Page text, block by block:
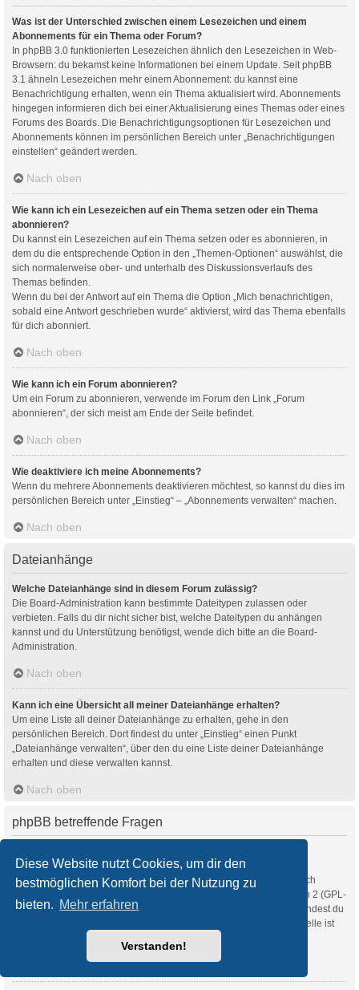
Diese Website nutzt Cookies, um dir den
bestmöglichen Komfort bei der Nutzung zu
bieten. Mehr erfahren
Verstanden!
Was ist der Unterschied zwischen einem Lesezeichen und einem
Abonnements für ein Thema oder Forum?
In phpBB 3.0 funktionierten Lesezeichen ähnlich den Lesezeichen in Web-
Browsern: du bekamst keine Informationen bei einem Update. Seit phpBB
3.1 ähneln Lesezeichen mehr einem Abonnement: du kannst eine
Benachrichtigung erhalten, wenn ein Thema aktualisiert wird. Abonnements
hingegen informieren dich bei einer Aktualisierung eines Themas oder eines
Forums des Boards. Die Benachrichtigungsoptionen für Lesezeichen und
Abonnements können im persönlichen Bereich unter „Benachrichtigungen
einstellen“ geändert werden.
Nach oben
Wie kann ich ein Lesezeichen auf ein Thema setzen oder ein Thema
abonnieren?
Du kannst ein Lesezeichen auf ein Thema setzen oder es abonnieren, in
dem du die entsprechende Option in den „Themen-Optionen“ auswählst, die
sich normalerweise ober- und unterhalb des Diskussionsverlaufs des
Themas befinden.
Wenn du bei der Antwort auf ein Thema die Option „Mich benachrichtigen,
sobald eine Antwort geschrieben wurde“ aktivierst, wird das Thema ebenfalls
für dich abonniert.
Nach oben
Wie kann ich ein Forum abonnieren?
Um ein Forum zu abonnieren, verwende im Forum den Link „Forum
abonnieren“, der sich meist am Ende der Seite befindet.
Nach oben
Wie deaktiviere ich meine Abonnements?
Wenn du mehrere Abonnements deaktivieren möchtest, so kannst du dies im
persönlichen Bereich unter „Einstieg“ – „Abonnements verwalten“ machen.
Nach oben
Dateianhänge
Welche Dateianhänge sind in diesem Forum zulässig?
Die Board-Administration kann bestimmte Dateitypen zulassen oder
verbieten. Falls du dir nicht sicher bist, welche Dateitypen du anhängen
kannst und du Unterstützung benötigst, wende dich bitte an die Board-
Administration.
Nach oben
Kann ich eine Übersicht all meiner Dateianhänge erhalten?
Um eine Liste all deiner Dateianhänge zu erhalten, gehe in den
persönlichen Bereich. Dort findest du unter „Einstieg“ einen Punkt
„Dateianhänge verwalten“, über den du eine Liste deiner Dateianhänge
erhalten und diese verwalten kannst.
Nach oben
phpBB betreffende Fragen
Diese Software (in ihrer unmodifizierten Fassung) wurde von
phpBB Limited
entwickelt und veröffentlicht. Sie ist urheberrechtlich
geschützt. Sie wurde unter der GNU General Public License, Version 2 (GPL-
2.0) veröffentlicht und kann frei vertrieben werden. Weitere Details findest du
. Eine deutschsprachige Anlaufstelle ist